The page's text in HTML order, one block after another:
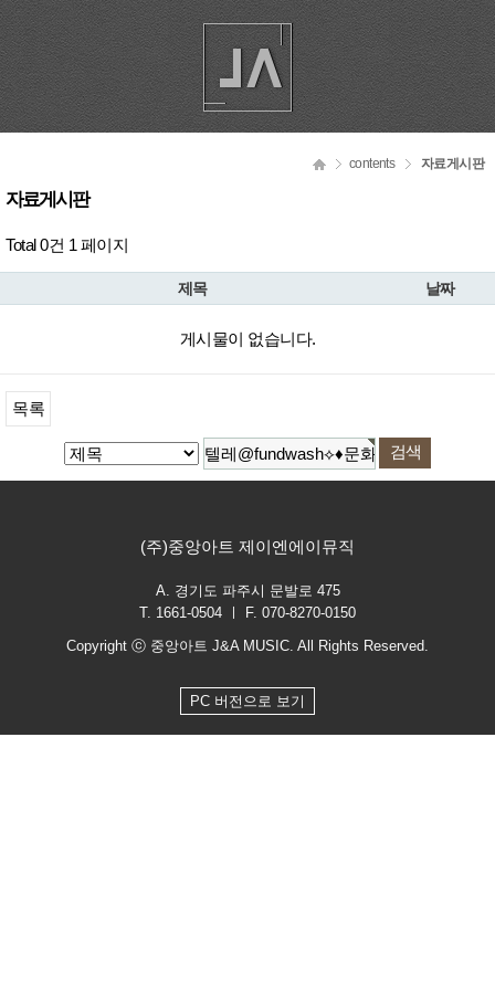
contents 자료게시판
자료게시판
Total 0건 1 페이지
제목 날짜
게시물이 없습니다.
목록
(주)중앙아트 제이엔에이뮤직
A. 경기도 파주시 문발로 475
T. 1661-0504 ㅣ F. 070-8270-0150
Copyright ⓒ 중앙아트 J&A MUSIC. All Rights Reserved.
PC 버전으로 보기